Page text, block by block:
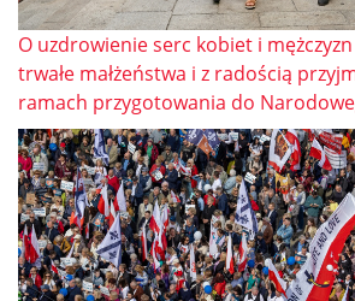
O uzdrowienie serc kobiet i
trwałe małżeństwa i z radością
ramach przygotowania do